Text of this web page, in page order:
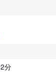
分